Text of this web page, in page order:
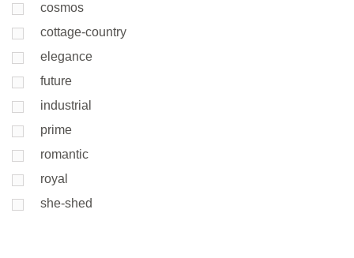
cosmos
cottage-country
elegance
future
industrial
prime
romantic
royal
she-shed